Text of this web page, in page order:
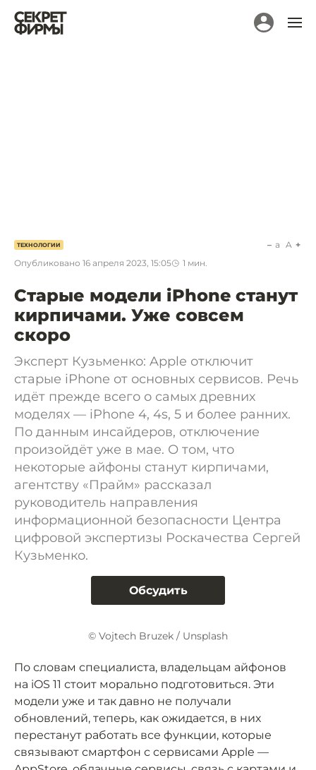
ТЕХНОЛОГИИ
Опубликовано 16 апреля 2023, 15:05 1 мин.
a A
Старые модели iPhone станут
кирпичами. Уже совсем
скоро
Эксперт Кузьменко: Apple отключит
старые iPhone от основных сервисов. Речь
идёт прежде всего о самых древних
моделях — iPhone 4, 4s, 5 и более ранних.
По данным инсайдеров, отключение
произойдёт уже в мае. О том, что
некоторые айфоны станут кирпичами,
агентству «Прайм» рассказал
руководитель направления
информационной безопасности Центра
цифровой экспертизы Роскачества Сергей
Кузьменко.
Обсудить
© Vojtech Bruzek / Unsplash
По словам специалиста, владельцам айфонов
на iOS 11 стоит морально подготовиться. Эти
модели уже и так давно не получали
обновлений, теперь, как ожидается, в них
перестанут работать все функции, которые
связывают смартфон с сервисами Apple —